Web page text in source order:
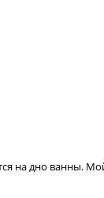
на дно ванны.